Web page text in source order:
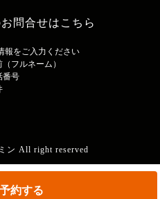
問合せはこちら
報をご入力ください
フルネーム）
番号
ン All right reserved
約する